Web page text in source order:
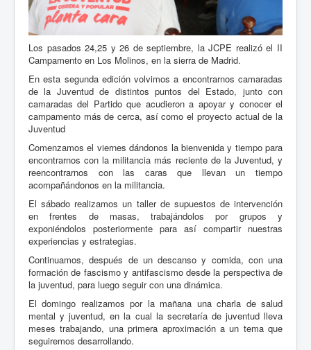
Los pasados 24,25 y 26 de septiembre, la JCPE realizó el II
Campamento en Los Molinos, en la sierra de Madrid.
En esta segunda edición volvimos a encontrarnos camaradas
de la Juventud de distintos puntos del Estado, junto con
camaradas del Partido que acudieron a apoyar y conocer el
campamento más de cerca, así como el proyecto actual de la
Juventud
Comenzamos el viernes dándonos la bienvenida y tiempo para
encontrarnos con la militancia más reciente de la Juventud, y
reencontrarnos con las caras que llevan un tiempo
acompañándonos en la militancia.
El sábado realizamos un taller de supuestos de intervención
en frentes de masas, trabajándolos por grupos y
exponiéndolos posteriormente para así compartir nuestras
experiencias y estrategias.
Continuamos, después de un descanso y comida, con una
formación de fascismo y antifascismo desde la perspectiva de
la juventud, para luego seguir con una dinámica.
El domingo realizamos por la mañana una charla de salud
mental y juventud, en la cual la secretaría de juventud lleva
meses trabajando, una primera aproximación a un tema que
seguiremos desarrollando.